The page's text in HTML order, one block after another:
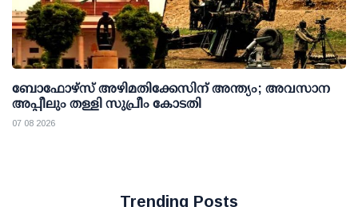
ബോഫോഴ്സ് അഴിമതിക്കേസിന് അന്ത്യം; അവസാന
അപ്പീലും തള്ളി സുപ്രീം കോടതി
07 08 2026
Trending Posts